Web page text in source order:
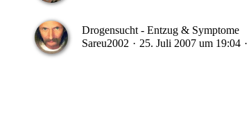
Drogensucht - Entzug & Symptome
Sareu2002 25. Juli 2007 um 19:04